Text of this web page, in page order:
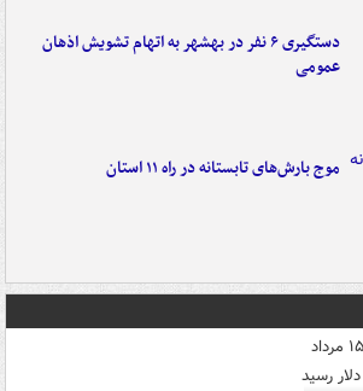
دستگیری ۶ نفر در بهشهر به اتهام تشویش اذهان
عمومی
موج بارش‌های تابستانه در راه ۱۱ استان